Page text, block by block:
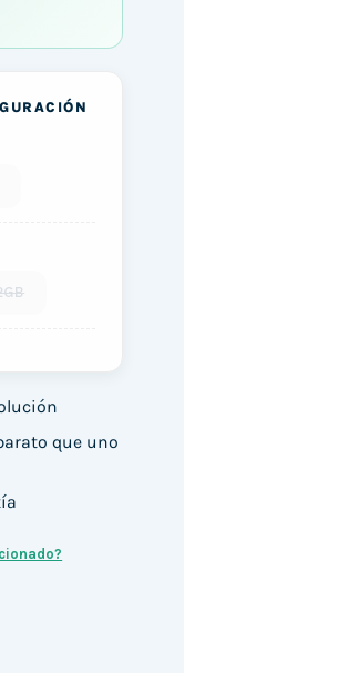
que uno